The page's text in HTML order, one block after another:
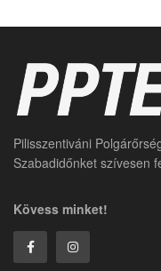
Pilisszentiváni
Szabadidőnket szívesen
Kövess minket!